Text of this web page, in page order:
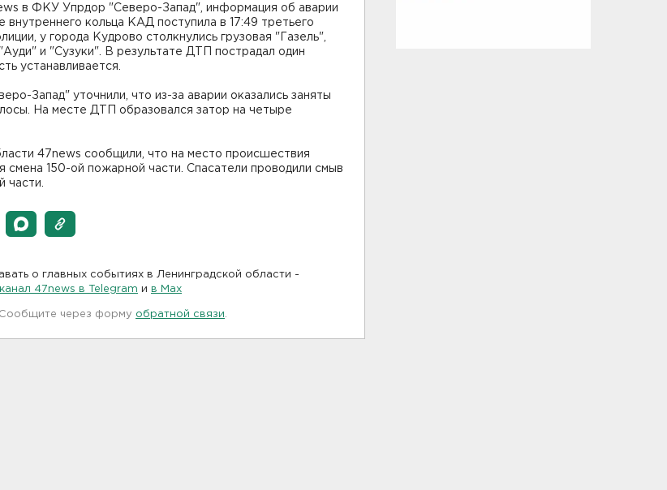
в ФКУ Упрдор "Северо-Запад", информация об аварии
внутреннего кольца КАД поступила в 17:49 третьего
у города Кудрово столкнулись грузовая "Газель",
и "Сузуки". В результате ДТП пострадал один
устанавливается.
Запад" уточнили, что из-за аварии оказались заняты
На месте ДТП образовался затор на четыре
47news сообщили, что на место происшествия
смена 150-ой пожарной части. Спасатели проводили смыв
части.
о главных событиях в Ленинградской области -
канал 47news в Telegram и в Maх
Сообщите через форму обратной связи